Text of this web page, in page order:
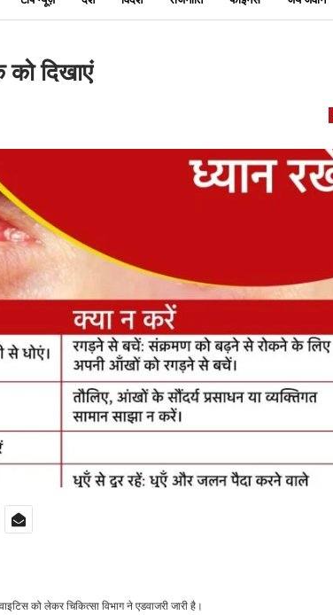
दिखाएं
को लेकर चिकित्सा विभाग ने एडवाजरी जारी है।